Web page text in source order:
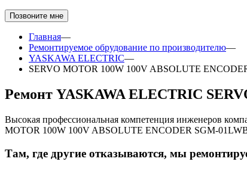
Позвоните мне
Главная—
Ремонтируемое обрудование по производителю—
YASKAWA ELECTRIC—
SERVO MOTOR 100W 100V ABSOLUTE
Ремонт YASKAWA ELECTRIC
Высокая профессиональная компетенция инженеров
MOTOR 100W 100V ABSOLUTE ENCODER SGM-
Там, где другие отказываются, мы